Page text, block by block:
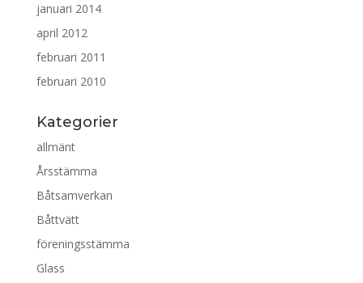
januari 2014
april 2012
februari 2011
februari 2010
Kategorier
allmänt
Årsstämma
Båtsamverkan
Båttvätt
föreningsstämma
Glass